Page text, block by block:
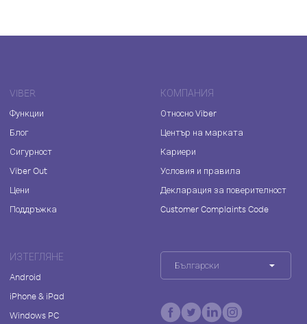
VIBER
Функции
Блог
Сигурност
Viber Out
Цени
Поддръжка
КОМПАНИЯ
Относно Viber
Център на марката
Кариери
Условия и правила
Декларация за поверителност
Customer Complaints Code
ИЗТЕГЛЯНЕ
Android
iPhone & iPad
Windows PC
Български